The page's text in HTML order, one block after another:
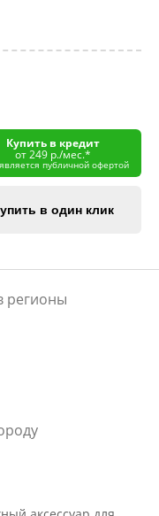
Купить в кредит
от 249 р./мес.*
публичной офертой
в один клик
регионы